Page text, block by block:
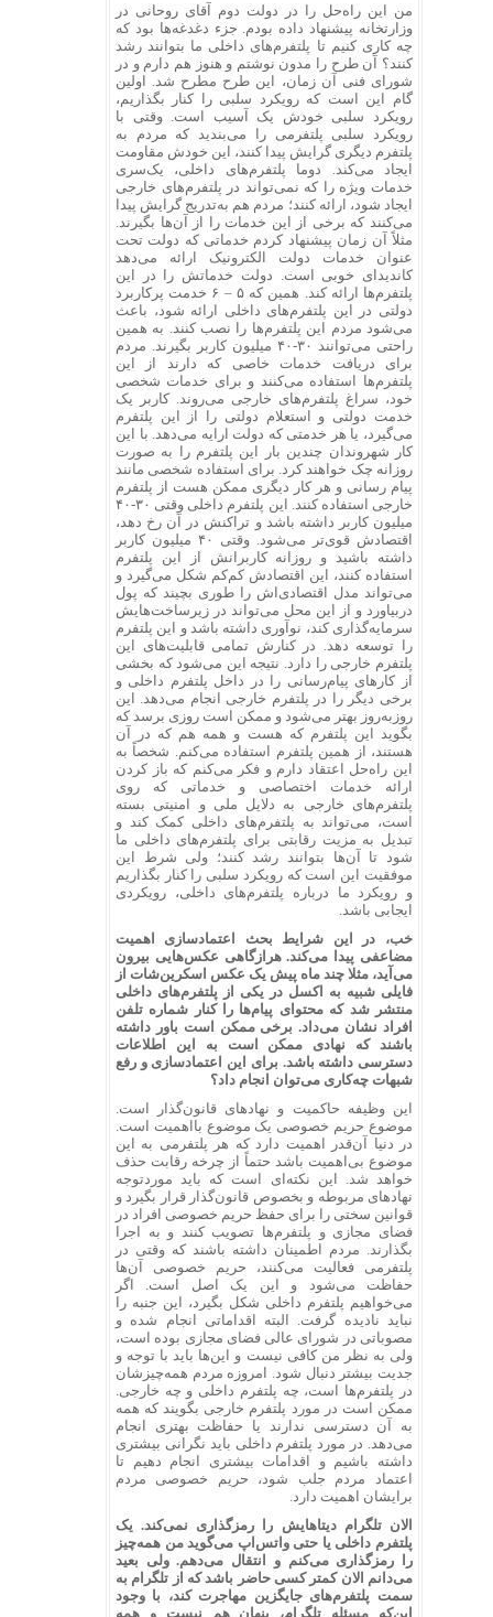
من این راه‌حل را در دولت دوم آقای روحانی در
وزارتخانه پیشنهاد داده بودم. جزء دغدغه‌ها بود که
چه کاری کنیم تا پلتفرم‌های داخلی ما بتوانند رشد
کنند؟ آن طرح را مدون نوشتم و هنوز هم دارم و در
شورای فنی آن زمان، این طرح مطرح شد. اولین
گام این است که رویکرد سلبی را کنار بگذاریم،
رویکرد سلبی خودش یک آسیب است. وقتی با
رویکرد سلبی پلتفرمی را می‌بندید که مردم به
پلتفرم دیگری گرایش پیدا کنند، این خودش مقاومت
ایجاد می‌کند. دوما پلتفرم‌های داخلی، یک‌سری
خدمات ویژه را که نمی‌تواند در پلتفرم‌های خارجی
ایجاد شود، ارائه کنند؛ مردم هم به‌تدریج گرایش پیدا
می‌کنند که برخی از این خدمات را از آن‌ها بگیرند.
مثلاً آن زمان پیشنهاد کردم خدماتی که دولت تحت
عنوان خدمات دولت الکترونیک ارائه می‌دهد
کاندیدای خوبی است. دولت خدماتش را در این
پلتفرم‌ها ارائه کند. همین که ۵ – ۶ خدمت پرکاربرد
دولتی در این پلتفرم‌های داخلی ارائه شود، باعث
می‌شود مردم این پلتفرم‌ها را نصب کنند. به همین
راحتی می‌توانند ۳۰-۴۰ میلیون کاربر بگیرند. مردم
برای دریافت خدمات خاصی که دارند از این
پلتفرم‌ها استفاده می‌کنند و برای خدمات شخصی
خود، سراغ پلتفرم‌های خارجی می‌روند. کاربر یک
خدمت دولتی و استعلام دولتی را از این پلتفرم
می‌گیرد، یا هر خدمتی که دولت ارایه می‌دهد. با این
کار شهروندان چندین بار این پلتفرم را به صورت
روزانه چک خواهند کرد. برای استفاده شخصی مانند
پیام رسانی و هر کار دیگری ممکن هست از پلتفرم
خارجی استفاده کنند. این پلتفرم داخلی وقتی ۳۰-۴۰
میلیون کاربر داشته باشد و تراکنش در آن رخ دهد،
اقتصادش قوی‌تر می‌شود. وقتی ۴۰ میلیون کاربر
داشته باشید و روزانه کاربرانش از این پلتفرم
استفاده کنند، این اقتصادش کم‌کم شکل می‌گیرد و
می‌تواند مدل اقتصادی‌اش را طوری بچیند که پول
دربیاورد و از این محل می‌تواند در زیرساخت‌هایش
سرمایه‌گذاری کند، نوآوری داشته باشد و این پلتفرم
را توسعه دهد. در کنارش تمامی قابلیت‌های این
پلتفرم خارجی را دارد. نتیجه این می‌شود که بخشی
از کارهای پیام‌رسانی را در داخل پلتفرم داخلی و
برخی دیگر را در پلتفرم خارجی انجام می‌دهد. این
روزبه‌روز بهتر می‌شود و ممکن است روزی برسد که
بگوید این پلتفرم که هست و همه هم که در آن
هستند، از همین پلتفرم استفاده می‌کنم. شخصاً به
این راه‌حل اعتقاد دارم و فکر می‌کنم که باز کردن
ارائه خدمات اختصاصی و خدماتی که روی
پلتفرم‌های خارجی به دلایل ملی و امنیتی بسته
است، می‌تواند به پلتفرم‌های داخلی کمک کند و
تبدیل به مزیت رقابتی برای پلتفرم‌های داخلی ما
شود تا آن‌ها بتوانند رشد کنند؛ ولی شرط این
موفقیت این است که رویکرد سلبی را کنار بگذاریم
و رویکرد ما درباره پلتفرم‌های داخلی، رویکردی
ایجابی باشد.
خب، در این شرایط بحث اعتمادسازی اهمیت
مضاعفی پیدا می‌کند. هرازگاهی عکس‌هایی بیرون
می‌آید، مثلا چند ماه پیش یک عکس اسکرین‌شات از
فایلی شبیه به اکسل در یکی از پلتفرم‌های داخلی
منتشر شد که محتوای پیام‌ها را کنار شماره تلفن
افراد نشان می‌داد. برخی ممکن است باور داشته
باشند که نهادی ممکن است به این اطلاعات
دسترسی داشته باشد. برای این اعتمادسازی و رفع
شبهات چه‌کاری می‌توان انجام داد؟
این وظیفه حاکمیت و نهادهای قانون‌گذار است.
موضوع حریم خصوصی یک موضوع بااهمیت است.
در دنیا آن‌قدر اهمیت دارد که هر پلتفرمی به این
موضوع بی‌اهمیت باشد حتماً از چرخه رقابت حذف
خواهد شد. این نکته‌ای است که باید موردتوجه
نهادهای مربوطه و بخصوص قانون‌گذار قرار بگیرد و
قوانین سختی را برای حفظ حریم خصوصی افراد در
فضای مجازی و پلتفرم‌ها تصویب کنند و به اجرا
بگذارند. مردم اطمینان داشته باشند که وقتی در
پلتفرمی فعالیت می‌کنند، حریم خصوصی آن‌ها
حفاظت می‌شود و این یک اصل است. اگر
می‌خواهیم پلتفرم داخلی شکل بگیرد، این جنبه را
نباید نادیده گرفت. البته اقداماتی انجام شده و
مصوباتی در شورای عالی فضای مجازی بوده است،
ولی به نظر من کافی نیست و این‌ها باید با توجه و
جدیت بیشتر دنبال شود. امروزه مردم همه‌چیزشان
در پلتفرم‌ها است، چه پلتفرم داخلی و چه خارجی.
ممکن است در مورد پلتفرم خارجی بگویند که همه
به آن دسترسی ندارند یا حفاظت بهتری انجام
می‌دهد. در مورد پلتفرم داخلی باید نگرانی بیشتری
داشته باشیم و اقدامات بیشتری انجام دهیم تا
اعتماد مردم جلب شود، حریم خصوصی مردم
برایشان اهمیت دارد.
الان تلگرام دیتاهایش را رمزگذاری نمی‌کند. یک
پلتفرم داخلی یا حتی واتس‌اپ می‌گوید من همه‌چیز
را رمزگذاری می‌کنم و انتقال می‌دهم. ولی بعید
می‌دانم الان کمتر کسی حاضر باشد که از تلگرام به
سمت پلتفرم‌های جایگزین مهاجرت کند، با وجود
این‌که مسئله تلگرام، پنهان هم نیست و همه